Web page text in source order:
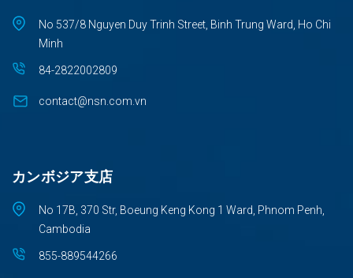
No 537/8 Nguyen Duy Trinh Street, Binh Trung Ward, Ho Chi
Minh
84-2822002809
contact@nsn.com.vn
カンボジア支店
No 17B, 370 Str, Boeung Keng Kong 1 Ward, Phnom Penh,
Cambodia
855-889544266